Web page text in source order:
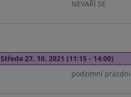
NEVAŘÍ SE
Středa 27. 10. 2021 (11:15 - 14:00)
podzimní